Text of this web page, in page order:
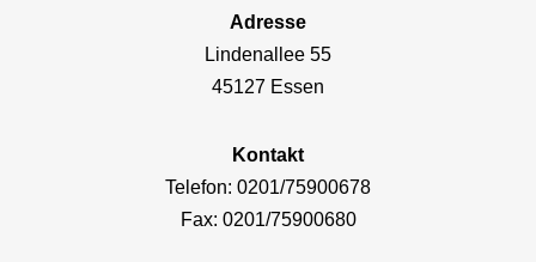
Adresse
Lindenallee 55
45127 Essen
Kontakt
Telefon: 0201/75900678
Fax: 0201/75900680